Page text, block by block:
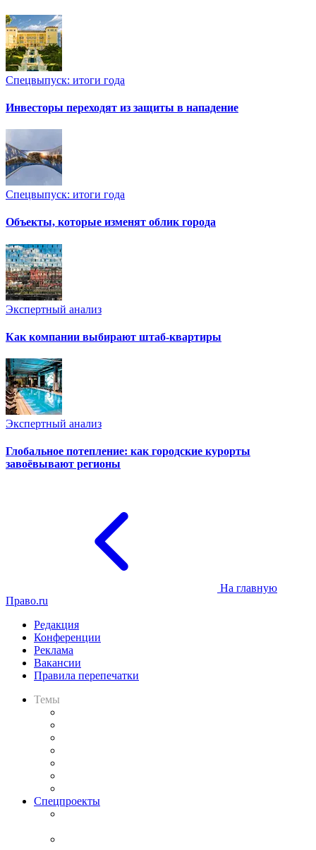
Спецвыпуск: итоги года
Инвесторы переходят из защиты в нападение
Спецвыпуск: итоги года
Объекты, которые изменят облик города
Экспертный анализ
Как компании выбирают штаб-квартиры
Экспертный анализ
Глобальное потепление: как городские курорты
завоёвывают регионы
На главную
Право.ru
Редакция
Конференции
Реклама
Вакансии
Правила перепечатки
Темы
Спецпроекты